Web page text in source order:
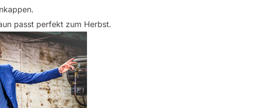
passt perfekt zum Herbst.